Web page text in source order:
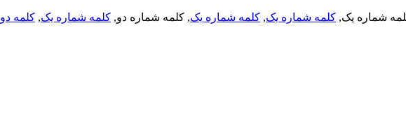
شماره یک, کلمه شماره یک, کلمه شماره یک, کلمه شماره دو, کلمه شماره یک, کلمه دو